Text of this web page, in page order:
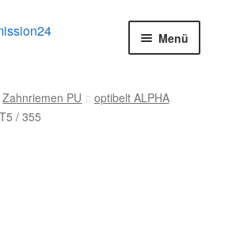
Menü
Zahnriemen PU
optibelt ALPHA
/ 355